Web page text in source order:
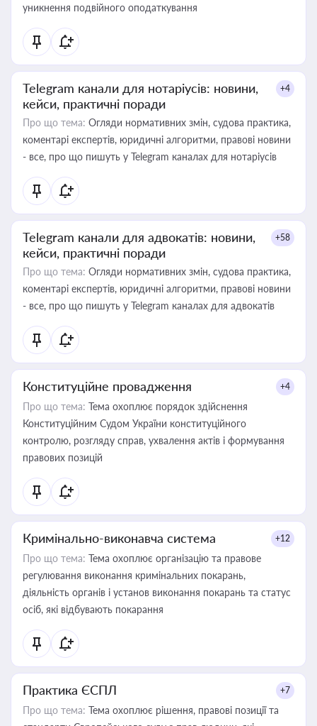
уникнення подвійного оподаткування
Telegram канали для нотаріусів: новини,
кейси, практичні поради
+4
Про що тема: Огляди нормативних змін, судова практика,
коментарі експертів, юридичні алгоритми, правові новини
- все, про що пишуть у Telegram каналах для нотаріусів
Telegram канали для адвокатів: новини,
кейси, практичні поради
+58
Про що тема: Огляди нормативних змін, судова практика,
коментарі експертів, юридичні алгоритми, правові новини
- все, про що пишуть у Telegram каналах для адвокатів
Конституційне провадження +4
Про що тема: Тема охоплює порядок здійснення
Конституційним Судом України конституційного
контролю, розгляду справ, ухвалення актів і формування
правових позицій
Кримінально-виконавча система +12
Про що тема: Тема охоплює організацію та правове
регулювання виконання кримінальних покарань,
діяльність органів і установ виконання покарань та статус
осіб, які відбувають покарання
Практика ЄСПЛ +7
Про що тема: Тема охоплює рішення, правові позиції та